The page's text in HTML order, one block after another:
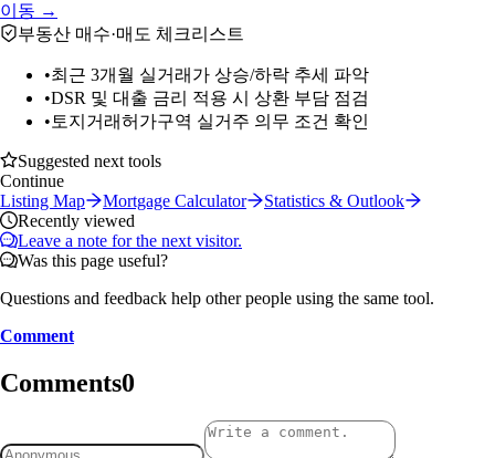
이동 →
부동산 매수·매도 체크리스트
•최근 3개월 실거래가 상승/하락 추세 파악
•DSR 및 대출 금리 적용 시 상환 부담 점검
• 토지거래허가구역 실거주 의무 조건 확인
Suggested next tools
Continue
Listing Map
Mortgage Calculator
Statistics & Outlook
Recently viewed
Leave a note for the next visitor.
Was this page useful?
Questions and feedback help other people using the same tool.
Comment
Comments0